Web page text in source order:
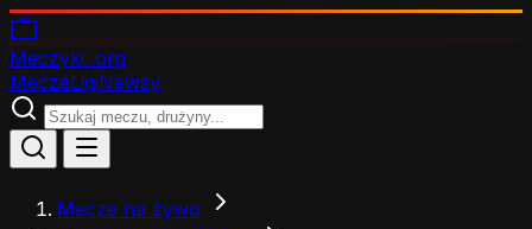
Meczyki .org
MeczeLigiNewsy
Mecze na żywo